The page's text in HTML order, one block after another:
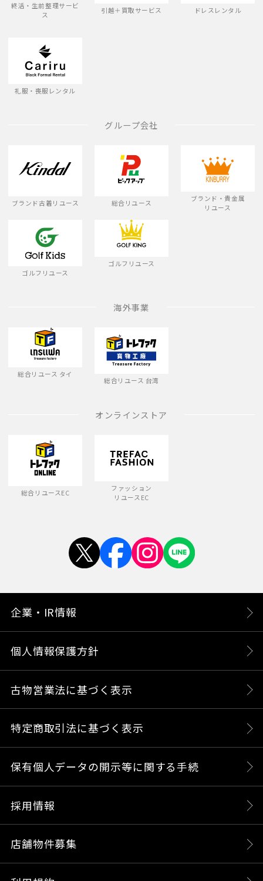
終活・生前整理サービ
ス
引越＋買取サービス ドレスレンタル
礼服・喪服レンタル
グループ会社
ブランド古着リユース 総合リユース
ブランド・貴金属
リユース
ゴルフリユース
ゴルフリユース
海外事業
総合リユース タイ
総合リユース 台湾
オンラインストア
総合リユースEC
ファッション
リユースEC
企業・IR情報
個人情報保護方針
古物営業法に基づく表示
特定商取引法に基づく表示
保有個人データの開示等に関する手続
採用情報
店舗物件募集